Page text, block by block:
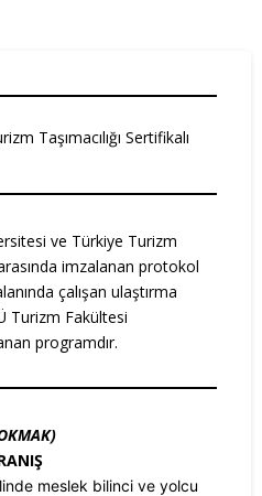
Taşımacılığı Sertifikalı
ve Türkiye Turizm
imzalanan protokol
çalışan ulaştırma
Turizm Fakültesi
programdır.
meslek bilinci ve yolcu